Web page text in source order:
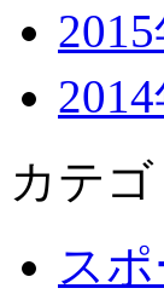
カテ
ス